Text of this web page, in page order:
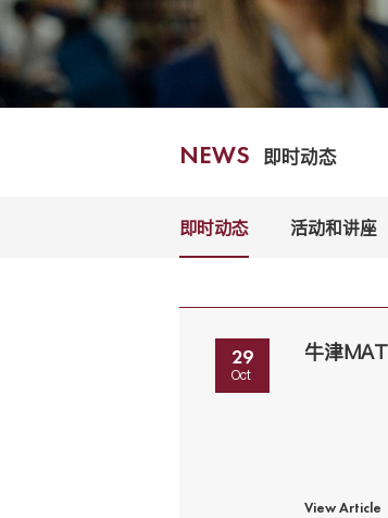
NEWS 即时动态
即时动态 活动和讲座
29
Oct
牛津
View Article